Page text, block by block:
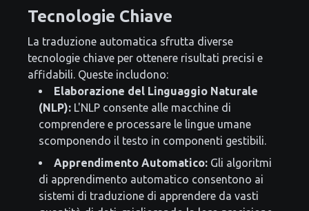
Tecnologie Chiave
La traduzione automatica sfrutta diverse
tecnologie chiave per ottenere risultati precisi e
affidabili. Queste includono:
Elaborazione del Linguaggio Naturale
(NLP): L'NLP consente alle macchine di
comprendere e processare le lingue umane
scomponendo il testo in componenti gestibili.
Apprendimento Automatico: Gli algoritmi
di apprendimento automatico consentono ai
sistemi di traduzione di apprendere da vasti